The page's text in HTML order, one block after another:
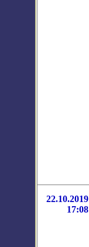
22.10.2019
17:08